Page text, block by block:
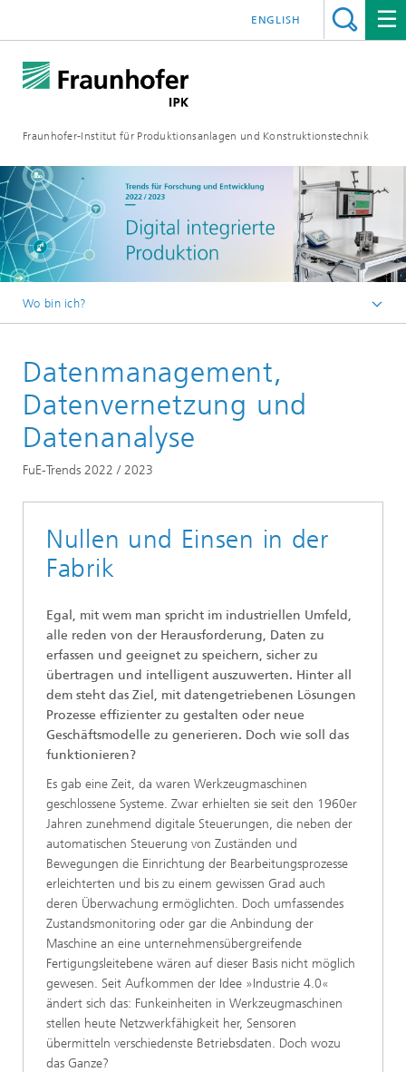
Fraunhofer-Institut für Produktionsanlagen und Konstruktionstechnik
ENGLISH
Wo bin ich?
Trends für Forschung und Entwicklung 2022 / 2023
Datenmanagement,
Datenvernetzung und
Datenanalyse
FuE-Trends 2022 / 2023
Nullen und Einsen in der
Fabrik
Egal, mit wem man spricht im industriellen Umfeld,
alle reden von der Herausforderung, Daten zu
erfassen und geeignet zu speichern, sicher zu
übertragen und intelligent auszuwerten. Hinter all
dem steht das Ziel, mit datengetriebenen Lösungen
Prozesse effizienter zu gestalten oder neue
Geschäftsmodelle zu generieren. Doch wie soll das
funktionieren?
Es gab eine Zeit, da waren Werkzeugmaschinen
geschlossene Systeme. Zwar erhielten sie seit den 1960er
Jahren zunehmend digitale Steuerungen, die neben der
automatischen Steuerung von Zuständen und
Bewegungen die Einrichtung der Bearbeitungsprozesse
erleichterten und bis zu einem gewissen Grad auch
deren Überwachung ermöglichten. Doch umfassendes
Zustandsmonitoring oder gar die Anbindung der
Maschine an eine unternehmensübergreifende
Fertigungsleitebene wären auf dieser Basis nicht möglich
gewesen. Seit Aufkommen der Idee »Industrie 4.0«
ändert sich das: Funkeinheiten in Werkzeugmaschinen
stellen heute Netzwerkfähigkeit her, Sensoren
übermitteln verschiedenste Betriebsdaten. Doch wozu
das Ganze?